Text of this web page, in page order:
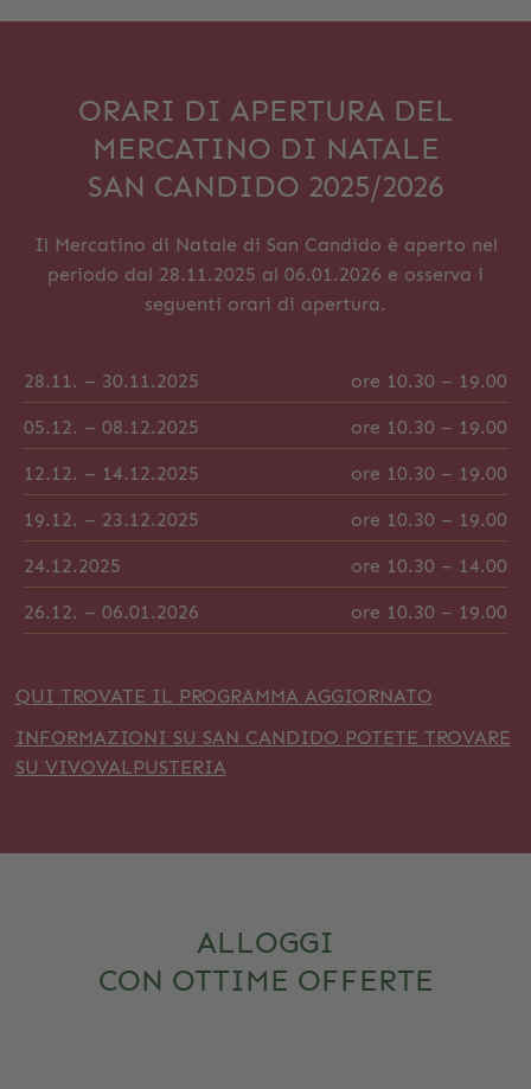
ORARI DI APERTURA DEL
MERCATINO DI NATALE
SAN CANDIDO 2025/2026
Il Mercatino di Natale di San Candido è aperto nel
periodo dal 28.11.2025 al 06.01.2026 e osserva i
seguenti orari di apertura.
28.11. – 30.11.2025 ore 10.30 – 19.00
05.12. – 08.12.2025 ore 10.30 – 19.00
12.12. – 14.12.2025 ore 10.30 – 19.00
19.12. – 23.12.2025 ore 10.30 – 19.00
24.12.2025 ore 10.30 – 14.00
26.12. – 06.01.2026 ore 10.30 – 19.00
QUI TROVATE IL PROGRAMMA AGGIORNATO
INFORMAZIONI SU SAN CANDIDO POTETE TROVARE
SU VIVOVALPUSTERIA
ALLOGGI
CON OTTIME OFFERTE